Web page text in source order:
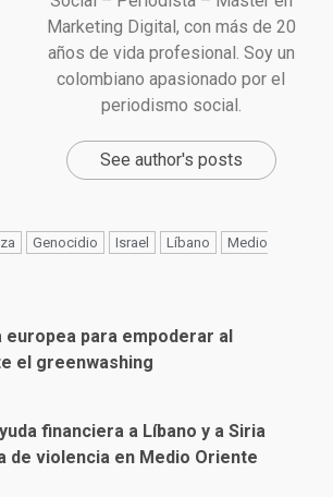
Marketing Digital, con más de 20
años de vida profesional. Soy un
colombiano apasionado por el
periodismo social.
See author's posts
Genocidio Israel Líbano
Medio
europea para empoderar al
el greenwashing
financiera a Líbano y a Siria
de violencia en Medio Oriente